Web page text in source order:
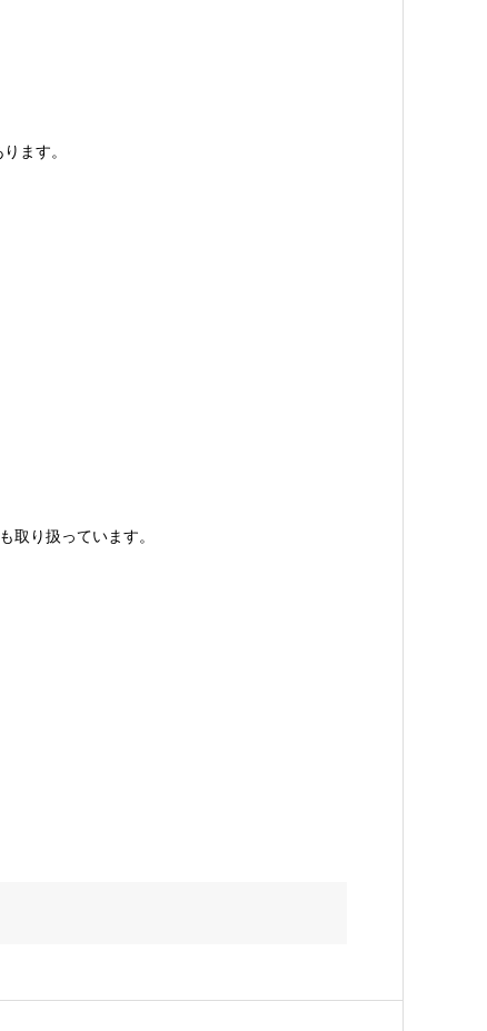
ます。
り扱っています。